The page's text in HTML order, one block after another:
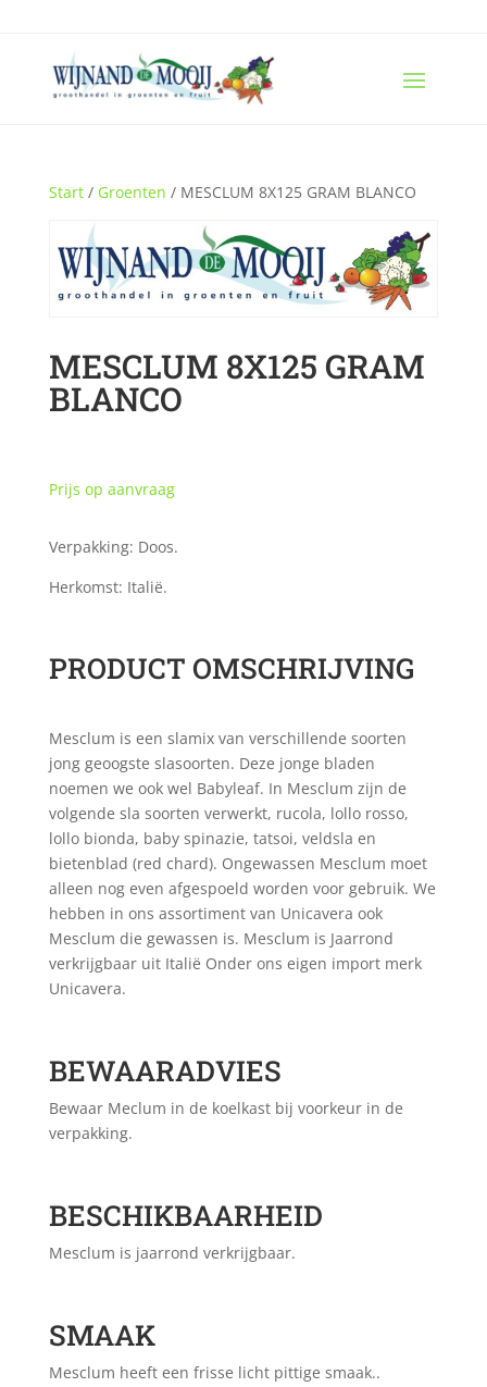
Start/ Groenten / MESCLUM 8X125 GRAM BLANCO
MESCLUM 8X125 GRAM
BLANCO
Prijs op aanvraag
Verpakking: Doos.
Herkomst: Italië.
PRODUCT OMSCHRIJVING
Mesclum is een slamix van verschillende soorten
jong geoogste slasoorten. Deze jonge bladen
noemen we ook wel Babyleaf. In Mesclum zijn de
volgende sla soorten verwerkt, rucola, lollo rosso,
lollo bionda, baby spinazie, tatsoi, veldsla en
bietenblad (red chard). Ongewassen Mesclum moet
alleen nog even afgespoeld worden voor gebruik. We
hebben in ons assortiment van Unicavera ook
Mesclum die gewassen is. Mesclum is Jaarrond
verkrijgbaar uit Italië Onder ons eigen import merk
Unicavera.
BEWAARADVIES
Bewaar Meclum in de koelkast bij voorkeur in de
verpakking.
BESCHIKBAARHEID
Mesclum is jaarrond verkrijgbaar.
SMAAK
Mesclum heeft een frisse licht pittige smaak..